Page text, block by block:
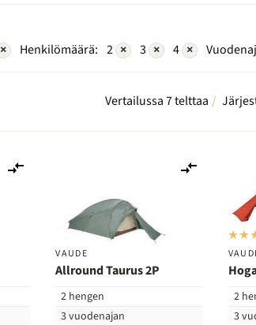
× Henkilömäärä: 2 × 3 × 4 ×
Vertailussa 7 telttaa
VAUDE
Allround Taurus 2P
2 hengen
3 vuodenajan
2
3